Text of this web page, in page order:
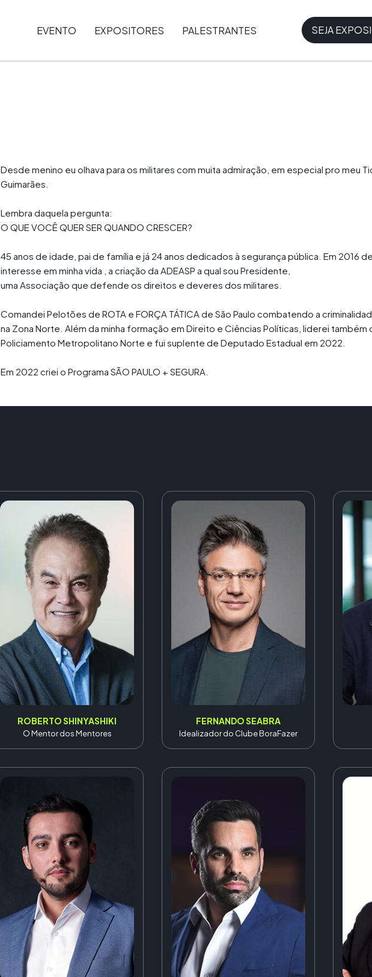
EVENTO EXPOSITORES PALESTRANTES SEJA
Desde menino eu olhava para os militares com muita admiração, em especial pro meu
Guimarães.
Lembra daquela pergunta:
O QUE VOCÊ QUER SER QUANDO CRESCER?
45 anos de idade, pai de família e já 24 anos dedicados à segurança pública. Em 2016
interesse em minha vida , a criação da ADEASP a qual sou Presidente,
uma Associação que defende os direitos e deveres dos militares.
Comandei Pelotões de ROTA e FORÇA TÁTICA de São Paulo combatendo a
na Zona Norte. Além da minha formação em Direito e Ciências Políticas, liderei também
Policiamento Metropolitano Norte e fui suplente de Deputado Estadual em 2022.
Em 2022 criei o Programa SÃO PAULO + SEGURA.
ROBERTO SHINYASHIKI
O Mentor dos Mentores
FERNANDO SEABRA
Idealizador do Clube BoraFazer